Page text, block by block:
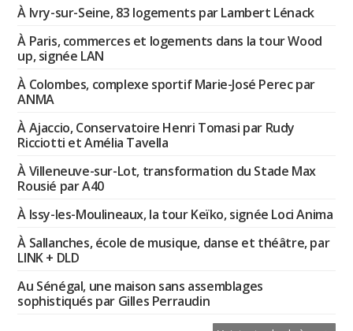
À Ivry-sur-Seine, 83 logements par Lambert Lénack
À Paris, commerces et logements dans la tour Wood
up, signée LAN
À Colombes, complexe sportif Marie-José Perec par
ANMA
À Ajaccio, Conservatoire Henri Tomasi par Rudy
Ricciotti et Amélia Tavella
À Villeneuve-sur-Lot, transformation du Stade Max
Rousié par A40
À Issy-les-Moulineaux, la tour Keïko, signée Loci Anima
À Sallanches, école de musique, danse et théâtre, par
LINK + DLD
Au Sénégal, une maison sans assemblages
sophistiqués par Gilles Perraudin